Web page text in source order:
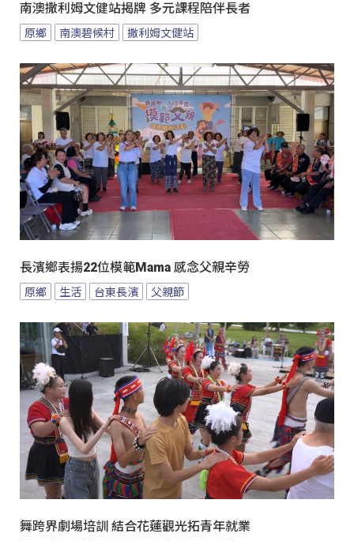
南澳撒利姆文健站揭牌 多元課程陪伴長者
原鄉 南澳碧候村 撒利姆文健站
長濱鄉表揚22位模範Mama 感念父親辛勞
原鄉 生活 台東長濱 父親節
舞跨界劇場培訓 結合花蓮觀光拓青年就業